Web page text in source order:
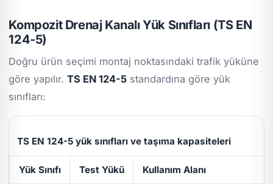
Kompozit Drenaj Kanalı Yük Sınıfları (TS EN
124-5)
Doğru ürün seçimi montaj noktasındaki trafik yüküne
göre yapılır.TS EN 124-5 standardına göre yük
sınıfları:
TS EN 124-5 yük sınıfları ve taşıma kapasiteleri
Yük Sınıfı Test Yükü Kullanım Alanı